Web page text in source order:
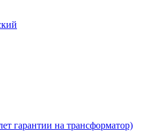
гарантии на трансформатор)